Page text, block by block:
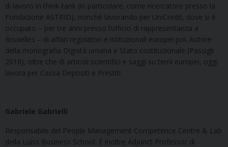
di lavoro in think-tank (in particolare, come ricercatore presso la
Fondazione ASTRID), nonché lavorando per UniCredit, dove si è
occupato – per tre anni presso l’ufficio di rappresentanza a
Bruxelles – di affari regolatori e istituzionali europei poi. Autore
della monografia Dignità umana e Stato costituzionale (Passigli
2010), oltre che di articoli scientifici e saggi su temi europei, oggi
lavora per Cassa Depositi e Prestiti.
Gabriele Gabrielli
Responsabile del People Management Competence Centre & Lab
della Luiss Business School. È inoltre Adjunct Professor di